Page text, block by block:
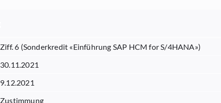
Ziff. 6 (Sonderkredit «Einführung SAP HCM for S/4HANA»)
30.11.2021
9.12.2021
Zustimmung